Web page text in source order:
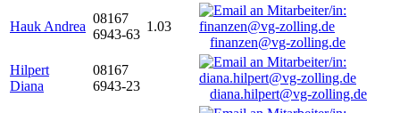
Hauk Andrea
08167
6943-63
1.03
finanzen@vg-zolling.de
Hilpert
Diana
08167
6943-23
diana.hilpert@vg-zolling.de